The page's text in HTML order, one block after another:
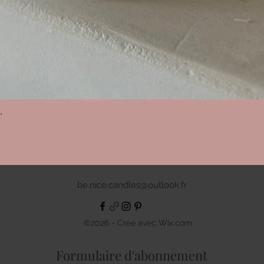
be.nice.candles@outlook.fr
©2026 - Créé avec Wix.com
Formulaire d'abonnement